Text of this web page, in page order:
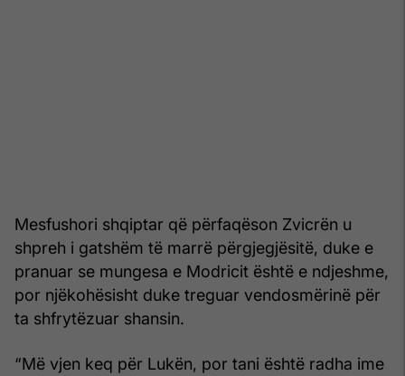
Mesfushori shqiptar që përfaqëson Zvicrën u
shpreh i gatshëm të marrë përgjegjësitë, duke e
pranuar se mungesa e Modricit është e ndjeshme,
por njëkohësisht duke treguar vendosmërinë për
ta shfrytëzuar shansin.
“Më vjen keq për Lukën, por tani është radha ime